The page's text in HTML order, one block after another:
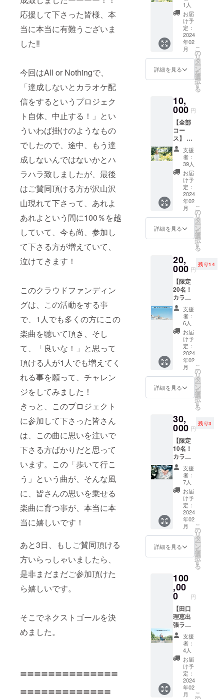
応援して下さった皆様、本
当に本当に有難うございま
した‼
今回はAll or Nothingで、
「達成しないとカラオケ配
信をするというプロジェク
ト自体、中止する！」とい
ういわば掛けのようなもの
でしたので、途中、もう達
成しないんではないかとハ
ラハラ致しましたが、最後
はご賛同頂ける方が沢山沢
山現れて下さって、あれよ
あれよという間に100％を越
していて、今も尚、参加し
て下さる方が増えていて、
泣けてきます！
このクラウドファンディン
グは、この活動をする事
で、1人でも多くの方にこの
楽曲を聴いて頂き、そし
て、「良いな！」と思って
頂ける人が1人でも増えてく
れる事を願って、チャレン
ジをしてみました！
きっと、このプロジェクト
に参加して下さった皆さん
は、この曲に思いを注いで
下さる方ばかりだと思って
います。この「歩いて行こ
う」という曲が、そんな風
に、皆さんの思いを乗せる
楽曲に育つ事が、本当に本
当に嬉しいです！
あと3日、もしご賛同頂ける
方いらっしゃいましたら、
是非まだまだご参加頂けた
ら嬉しいです。
そこでネクストゴールを決
めました。
==============
=============
Music』パー
ソナリ
代表曲「歩
いて行こ
う」。
ビブラート
良い歌声が
魅力の
ヴォーカリ
また、クラ
シックに裏
打ちされた
ピアノも定
評があり、
ピアニスト
としても数
多くの演奏
名前を
お載せ
しま
す！匿
名可。
掲載は
名前の
み。
JOYSO
ける限
りお名
載され
ま
す。）
※支援
時、必
ず備考
欄に掲
載を希
望され
るお名
前をご
記入く
ださ
い。
ス】 ■
田口理
恵オリ
ジナル
卓上カ
レン
ダー
2024年
版 （ハ
ガキサ
ン
ダー。
1ヶ月1
枚の写
真によ
る12枚
組。厚
手の両
面マッ
ト高級
印刷紙
使用。
オリジ
ナル木
製スタ
ンド
付。）
にクレ
ジット
前をお
載せし
ます。
（JOYS
OUND
で配信
される
カラオ
ケ映像
の最後
に皆さ
んのお
名前を
お載せ
掲載は
名前の
み。
JOYSO
UNDに
映像が
流れ続
ける限
りお名
前は掲
載され
す。）
※支援
時、必
欄に掲
載を希
前をご
記入く
ださ
い。
1人
お届
け予
定：
2024
年02
月
詳細を見る
こ
の
リ
タ
ー
ン
を
選
択
す
る
10,
000 円
【全部
コー
ス】 ■
田口理
恵オリ
ジナル
卓上カ
レン
ダー
2024年
版 （ハ
ガキサ
イズ卓
上カレ
ン
枚の写
真によ
る12枚
組。厚
手の両
面マッ
ト高級
印刷紙
使用。
オリジ
ナル木
製スタ
ンド
付。）
■カラオ
ケ映像
の最後
前をお
載せし
（JOYS
OUND
で配信
される
カラオ
ケ映像
の最後
に皆さ
んのお
名前を
お載せ
しま
す！匿
名可。
JOYSO
UNDに
映像が
ける限
りお名
前は掲
載され
す。）
※支援
時、必
ず備考
欄に掲
載を希
支援
者：
39人
お届
け予
定：
2024
年02
月
詳細を見る
こ
の
リ
タ
ー
ン
を
選
択
す
る
20,
000 円
残り14
【限定
20名！
カラオ
ケライ
ブ参加
権コー
ス】 ■
田口理
恵オリ
ジナル
卓上カ
レン
ダー
2024年
版 （ハ
上カレ
ン
ダー。
1ヶ月1
枚の写
真によ
る12枚
組。厚
手の両
面マッ
ト高級
印刷紙
使用。
オリジ
ナル木
製スタ
ンド
■カラオ
の最後
にクレ
ジット
でお名
前をお
載せし
ます。
（JOYS
OUND
で配信
される
カラオ
ケ映像
の最後
に皆さ
支援
者：
6人
お届
け予
定：
2024
年02
月
詳細を見る
こ
の
リ
タ
ー
ン
を
選
択
す
る
30,
000 円
残り3
【限定
10名！
カラオ
ケ映像
出演
コー
ス】 ■
田口理
恵オリ
ジナル
卓上カ
レン
ダー
2024年
版 （ハ
上カレ
ン
ダー。
1ヶ月1
枚の写
真によ
る12枚
組。厚
手の両
面マッ
ト高級
印刷紙
使用。
オリジ
ナル木
製スタ
支援
者：
7人
お届
け予
定：
2024
年02
月
詳細を見る
こ
の
リ
タ
ー
ン
を
選
択
す
る
100
,00
0 円
【田口
理恵出
張ライ
ブコー
ス】 ■
田口理
恵オリ
ジナル
卓上カ
レン
ダー
2024年
支援
者：
4人
お届
け予
定：
2024
年02
月
こ